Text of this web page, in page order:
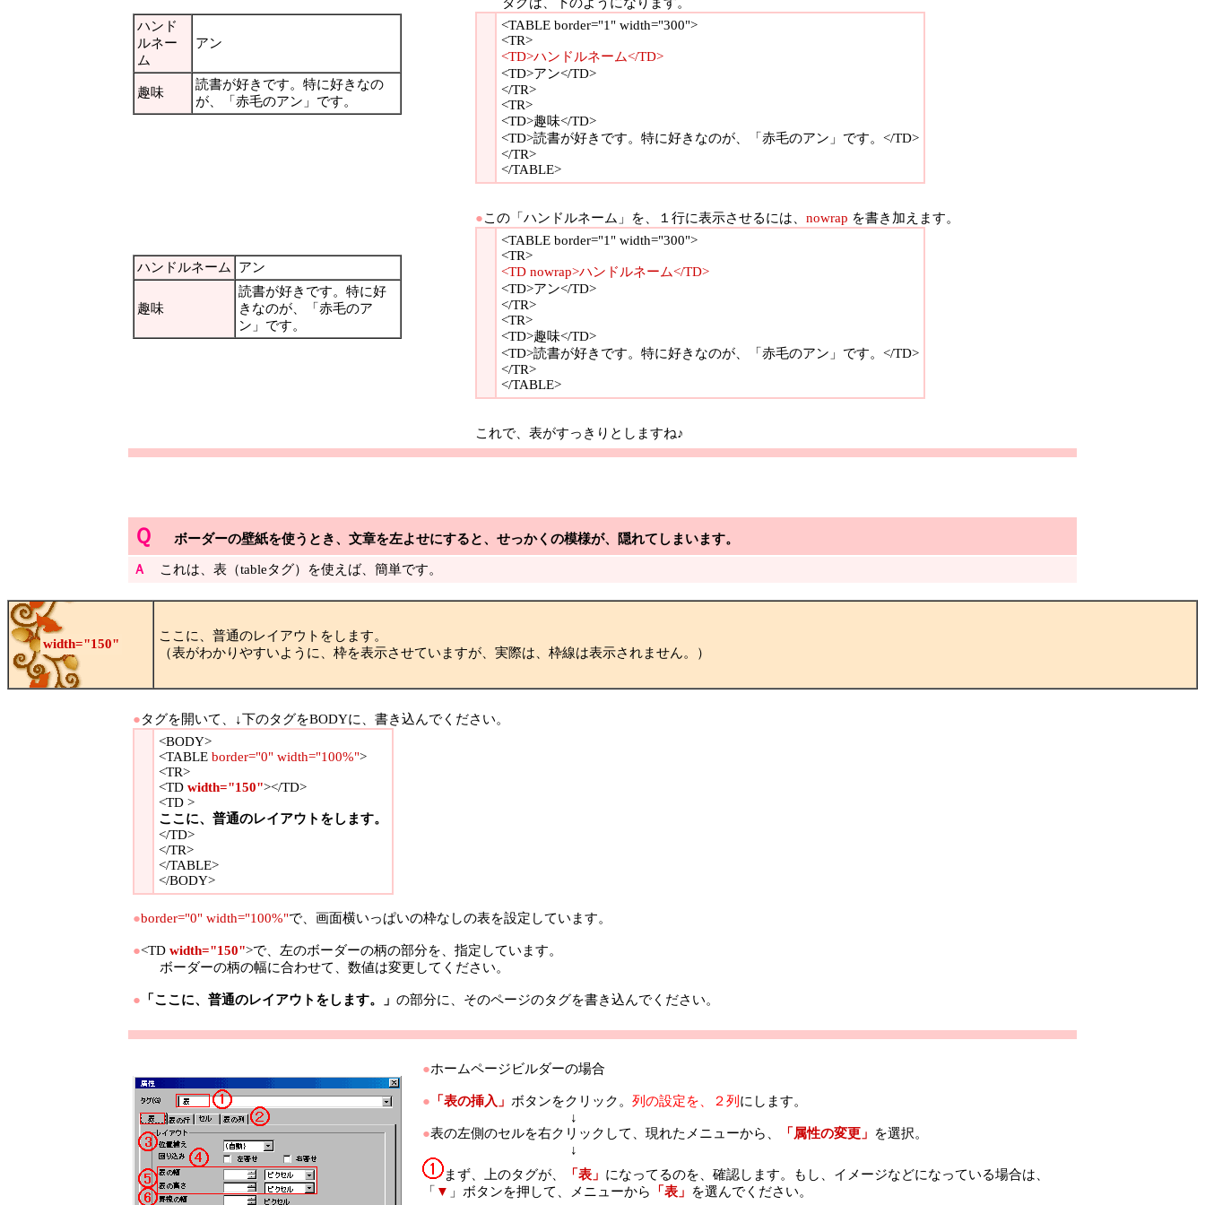
ハンド
ルネー
ム
アン
趣味
読書が好きです。特に好きなの
が、「赤毛のアン」です。
<TABLE border="1" width="300">
<TR>
<TD>ハンドルネーム</TD>
<TD>アン</TD>
</TR>
<TR>
<TD>趣味</TD>
<TD>読書が好きです。特に好きなのが、「赤毛のアン」です。</TD>
</TR>
</TABLE>
ハンドルネーム アン
趣味
読書が好きです。特に好
きなのが、「赤毛のア
ン」です。
●この「ハンドルネーム」を、１行に表示させるには、 nowrap を書き加えます。
<TABLE border="1" width="300">
<TR>
<TD nowrap>ハンドルネーム</TD>
<TD>アン</TD>
</TR>
<TR>
<TD>趣味</TD>
<TD>読書が好きです。特に好きなのが、「赤毛のアン」です。</TD>
</TR>
</TABLE>
これで、表がすっきりとしますね♪
Ｑ ボーダーの壁紙を使うとき、文章を左よせにすると、せっかくの模様が、隠れてしまいます。
Ａ これは、表（tableタグ）を使えば、簡単です。
width="150"
ここに、普通のレイアウトをします。
（表がわかりやすいように、枠を表示させていますが、実際は、枠線は表示されません。）
●タグを開いて、↓下のタグをBODYに、書き込んでください。
<BODY>
<TABLE border="0" width="100%">
<TR>
<TD width="150"></TD>
<TD >
ここに、普通のレイアウトをします。
</TD>
</TR>
</TABLE>
</BODY>
●border="0" width="100%"で、画面横いっぱいの枠なしの表を設定しています。
●<TD width="150">で、左のボーダーの柄の部分を、指定しています。
ボーダーの柄の幅に合わせて、数値は変更してください。
● 「ここに、普通のレイアウトをします。」 の部分に、そのページのタグを書き込んでください。
●ホームページビルダーの場合
● 「表の挿入」 ボタンをクリック。 列の設定を、２列 にします。
↓
●表の左側のセルを右クリックして、現れたメニューから、 「属性の変更」
を選択。
↓
まず、上のタグが、
「表」 になってるのを、確認します。もし、イメージなどになっている場合は、
「 ▼ 」ボタンを押して、メニューから 「表」
を選んでください。